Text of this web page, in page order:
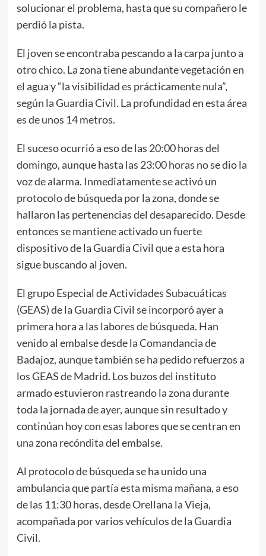
solucionar el problema, hasta que su compañero le
perdió la pista.
El joven se encontraba pescando a la carpa junto a
otro chico. La zona tiene abundante vegetación en
el agua y “la visibilidad es prácticamente nula”,
según la Guardia Civil. La profundidad en esta área
es de unos 14 metros.
El suceso ocurrió a eso de las 20:00 horas del
domingo, aunque hasta las 23:00 horas no se dio la
voz de alarma. Inmediatamente se activó un
protocolo de búsqueda por la zona, donde se
hallaron las pertenencias del desaparecido. Desde
entonces se mantiene activado un fuerte
dispositivo de la Guardia Civil que a esta hora
sigue buscando al joven.
El grupo Especial de Actividades Subacuáticas
(GEAS) de la Guardia Civil se incorporó ayer a
primera hora a las labores de búsqueda. Han
venido al embalse desde la Comandancia de
Badajoz, aunque también se ha pedido refuerzos a
los GEAS de Madrid. Los buzos del instituto
armado estuvieron rastreando la zona durante
toda la jornada de ayer, aunque sin resultado y
continúan hoy con esas labores que se centran en
una zona recóndita del embalse.
Al protocolo de búsqueda se ha unido una
ambulancia que partía esta misma mañana, a eso
de las 11:30 horas, desde Orellana la Vieja,
acompañada por varios vehículos de la Guardia
Civil.